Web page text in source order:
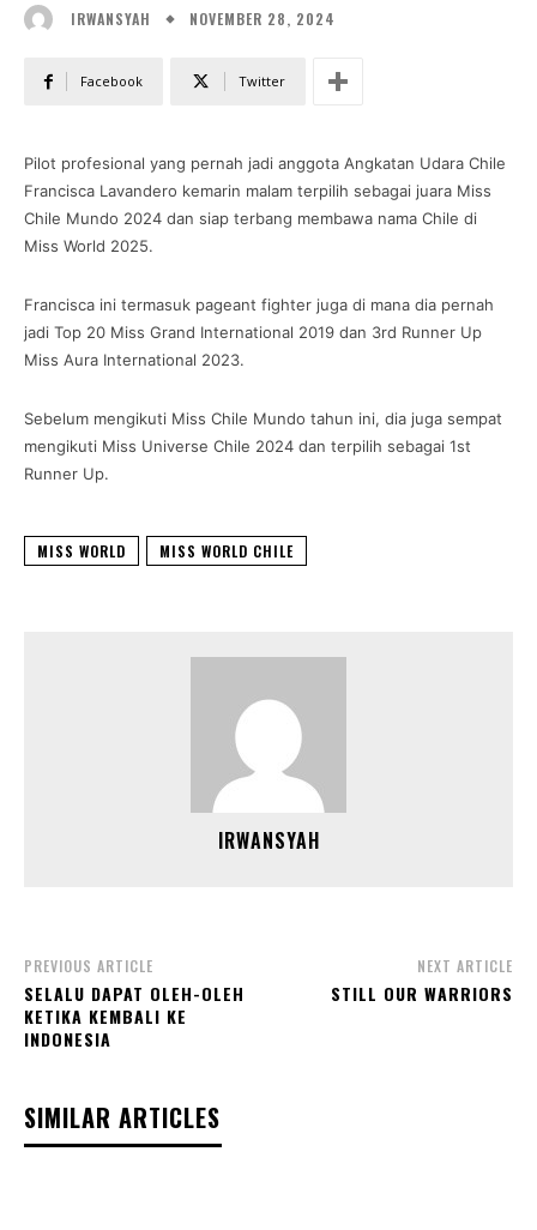
IRWANSYAH NOVEMBER 28, 2024
Facebook Twitter
Pilot profesional yang pernah jadi anggota Angkatan Udara Chile
Francisca Lavandero kemarin malam terpilih sebagai juara Miss
Chile Mundo 2024 dan siap terbang membawa nama Chile di
Miss World 2025.
Francisca ini termasuk pageant fighter juga di mana dia pernah
jadi Top 20 Miss Grand International 2019 dan 3rd Runner Up
Miss Aura International 2023.
Sebelum mengikuti Miss Chile Mundo tahun ini, dia juga sempat
mengikuti Miss Universe Chile 2024 dan terpilih sebagai 1st
Runner Up.
MISS WORLD MISS WORLD CHILE
IRWANSYAH
PREVIOUS ARTICLE
SELALU DAPAT OLEH-OLEH
KETIKA KEMBALI KE
INDONESIA
NEXT ARTICLE
STILL OUR WARRIORS
SIMILAR ARTICLES